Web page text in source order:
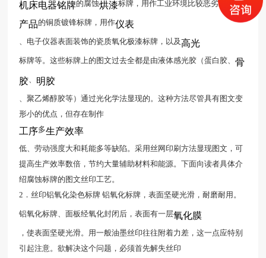
机床电器铭牌的腐蚀烘漆标牌，用作工业环境比较恶劣的
机电
产品的铜质镀锋标牌，用作仪表
、电子仪器表面装饰的瓷质氧化极漆标牌，以及高光
标牌等。这些标牌上的图文过去全都是由液体感光胶（蛋白胶、 骨
胶、 明胶
、聚乙烯醇胶等）通过光化学法显现的。这种方法尽管具有图文变
形小的优点，但存在制作
工序多生产效率
低、劳动强度大和耗能多等缺陷。采用丝网印刷方法显现图文，可
提高生产效率数倍，节约大量辅助材料和能源。下面向读者具体介
绍腐蚀标牌的图文丝印工艺。
2．丝印铝氧化染色标牌 铝氧化标牌，表面坚硬光滑，耐磨耐用。
铝氧化标牌、面板经氧化封闭后，表面有一层氧化膜
，使表面坚硬光滑。用一般油墨丝印往往附着力差，这一点应特别
引起注意。欲解决这个问题，必须首先解失丝印